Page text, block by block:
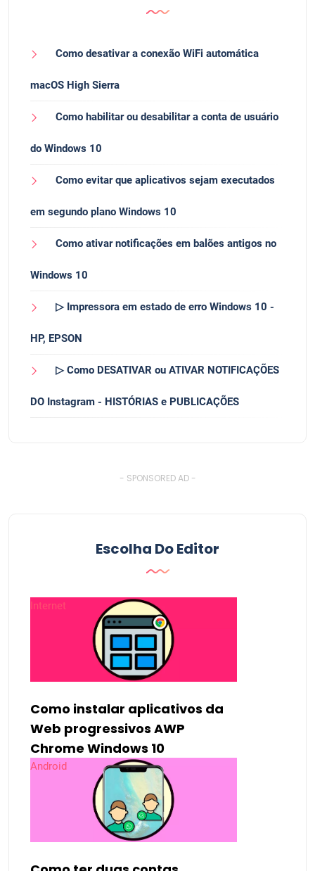
Como desativar a conexão WiFi automática
macOS High Sierra
Como habilitar ou desabilitar a conta de usuário
do Windows 10
Como evitar que aplicativos sejam executados
em segundo plano Windows 10
Como ativar notificações em balões antigos no
Windows 10
▷ Impressora em estado de erro Windows 10 -
HP, EPSON
▷ Como DESATIVAR ou ATIVAR NOTIFICAÇÕES
DO Instagram - HISTÓRIAS e PUBLICAÇÕES
- SPONSORED AD -
Escolha Do Editor
Internet
Como instalar aplicativos da
Web progressivos AWP
Chrome Windows 10
Android